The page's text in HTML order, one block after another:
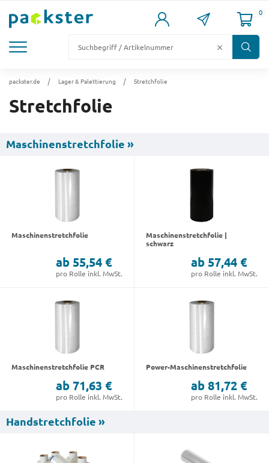
KARTONS
VERSANDKARTONS
VERSANDVERPACKUNG
FÜLL- & POLSTERMATERIAL
LAGER & PALETTIERUNG
0
packster.de Lager & Palettierung Stretchfolie
Stretchfolie
Maschinenstretchfolie »
Maschinenstretchfolie
ab 55,54 €
pro Rolle inkl. MwSt.
Maschinenstretchfolie |
schwarz
ab 57,44 €
pro Rolle inkl. MwSt.
Maschinenstretchfolie PCR
ab 71,63 €
pro Rolle inkl. MwSt.
Power-Maschinenstretchfolie
ab 81,72 €
pro Rolle inkl. MwSt.
Handstretchfolie »